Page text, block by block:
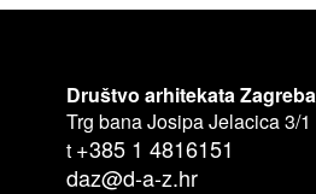
Društvo arhitekata Zagreba
Trg bana Josipa Jelacica 3/1
t +385 1 4816151
daz@d-a-z.hr